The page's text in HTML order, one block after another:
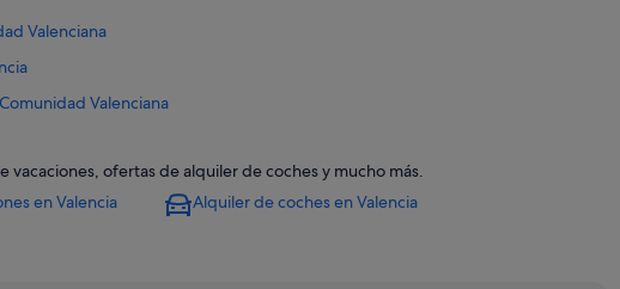
Valenciana
Valenciana
vacaciones, ofertas de alquiler de coches y mucho más.
en Valencia
Alquiler de coches en Valencia